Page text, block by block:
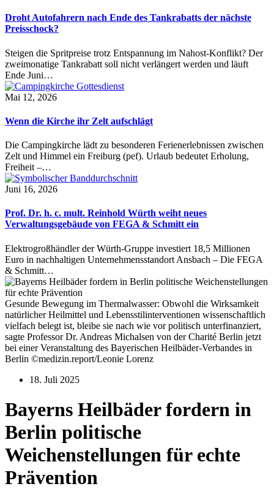
Droht Autofahrern nach Ende des Tankrabatts der nächste
Preisschock?
Steigen die Spritpreise trotz Entspannung im Nahost-Konflikt? Der
zweimonatige Tankrabatt soll nicht verlängert werden und läuft
Ende Juni…
Mai 12, 2026
Wenn die Kirche ihr Zelt aufschlägt
Die Campingkirche lädt zu besonderen Ferienerlebnissen zwischen
Zelt und Himmel ein Freiburg (pef). Urlaub bedeutet Erholung,
Freiheit –…
Juni 16, 2026
Prof. Dr. h. c. mult. Reinhold Würth weiht neues
Verwaltungsgebäude von FEGA & Schmitt ein
Elektrogroßhändler der Würth-Gruppe investiert 18,5 Millionen
Euro in nachhaltigen Unternehmensstandort Ansbach – Die FEGA
& Schmitt…
Gesunde Bewegung im Thermalwasser: Obwohl die Wirksamkeit
natürlicher Heilmittel und Lebensstilinterventionen wissenschaftlich
vielfach belegt ist, bleibe sie nach wie vor politisch unterfinanziert,
sagte Professor Dr. Andreas Michalsen von der Charité Berlin jetzt
bei einer Veranstaltung des Bayerischen Heilbäder-Verbandes in
Berlin ©medizin.report/Leonie Lorenz
18. Juli 2025
Bayerns Heilbäder fordern in
Berlin politische
Weichenstellungen für echte
Prävention